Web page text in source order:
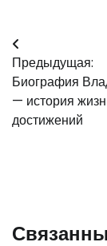
Навигация
по
записям
Предыдущая:
Биография
— история
достижений